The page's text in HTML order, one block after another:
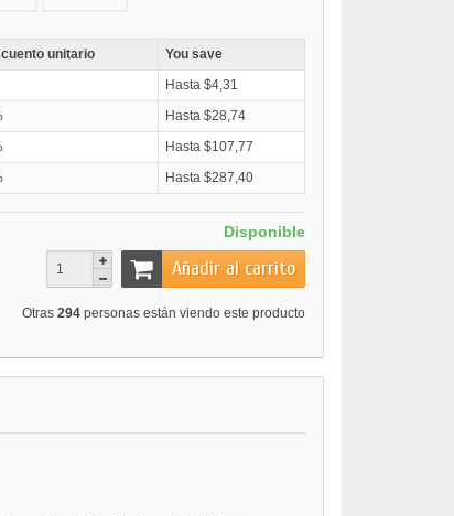
unitario
You save
Hasta $4,31
Hasta $28,74
Hasta $107,77
Hasta $287,40
Disponible
Añadir al carrito
Otras 294 personas están viendo este producto